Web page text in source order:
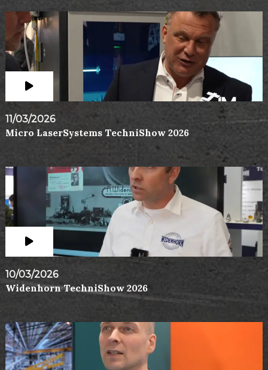
11/03/2026
Micro LaserSystems TechniShow 2026
10/03/2026
Widenhorn TechniShow 2026